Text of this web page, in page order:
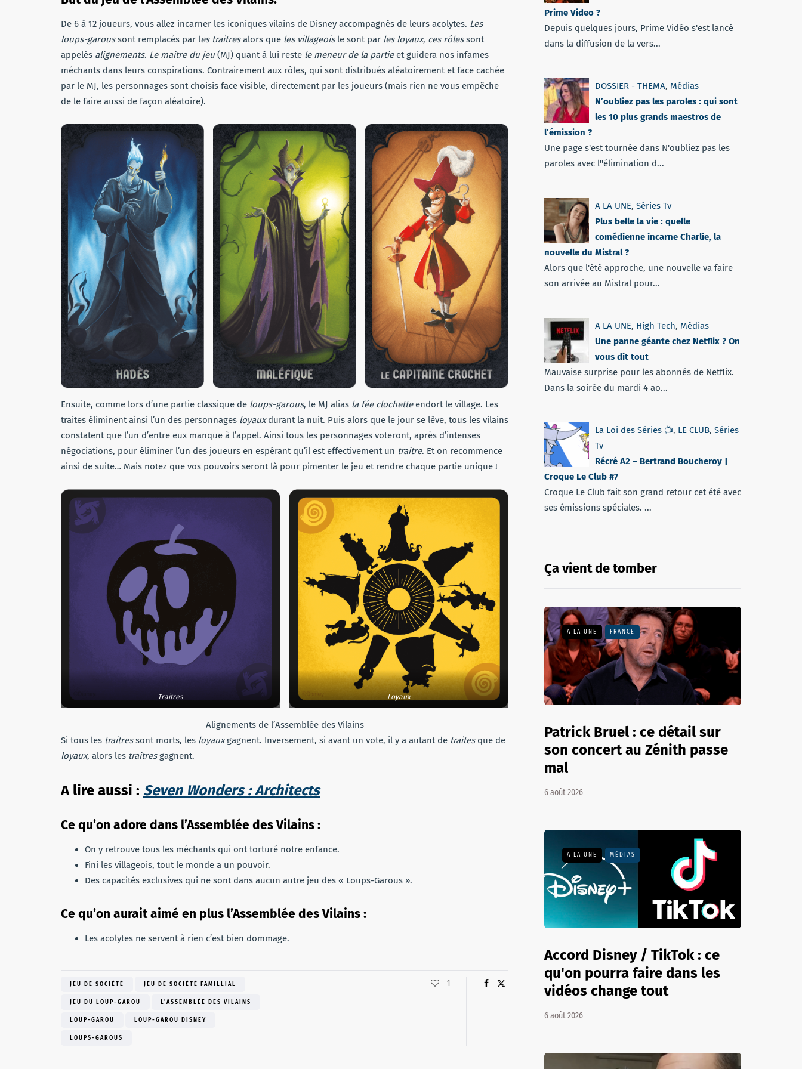
De 6 à 12 joueurs, vous allez incarner les iconiques vilains de Disney accompagnés de leurs acolytes. Les
loups-garoussont remplacés par les traitresalors que les villageoisle sont par les loyaux, ces rôlessont
appelés alignements. Le maitre du jeu(MJ) quant à lui reste le meneur de la partieet guidera nos infames
méchants dans leurs conspirations. Contrairement aux rôles, qui sont distribués aléatoirement et face cachée
par le MJ, les personnages sont choisis face visible, directement par les joueurs (mais rien ne vous empêche
de le faire aussi de façon aléatoire).
Ensuite, comme lors d’une partie classique de loups-garous, le MJ alias la fée clochetteendort le village. Les
traites éliminent ainsi l’un des personnages loyauxdurant la nuit. Puis alors que le jour se lève, tous les vilains
constatent que l’un d’entre eux manque à l’appel. Ainsi tous les personnages voteront, après d’intenses
négociations, pour éliminer l’un des joueurs en espérant qu’il est effectivement un traitre. Et on recommence
ainsi de suite… Mais notez que vos pouvoirs seront là pour pimenter le jeu et rendre chaque partie unique !
Traitres Loyaux
Alignements de l’Assemblée des Vilains
Si tous les traitressont morts, les loyauxgagnent. Inversement, si avant un vote, il y a autant de traitesque de
loyaux, alors les traitresgagnent.
A lire aussi : Seven Wonders : Architects
Ce qu’on adore dans l’Assemblée des Vilains :
On y retrouve tous les méchants qui ont torturé notre enfance.
Fini les villageois, tout le monde a un pouvoir.
Des capacités exclusives qui ne sont dans aucun autre jeu des « Loups-Garous ».
Ce qu’on aurait aimé en plus l’Assemblée des Vilains :
Les acolytes ne servent à rien c’est bien dommage.
JEU DE SOCIÉTÉ JEU DE SOCIÉTÉ FAMILLIAL
JEU DU LOUP-GAROU L'ASSEMBLÉE DES VILAINS
LOUP-GAROU LOUP-GAROU DISNEY
LOUPS-GAROUS
1
Prime Video ?
Depuis quelques jours, Prime Vidéo s'est lancé
dans la diffusion de la vers...
DOSSIER - THEMA, Médias
N’oubliez pas les paroles : qui sont
les 10 plus grands maestros de
l’émission ?
Une page s'est tournée dans N'oubliez pas les
paroles avec l''élimination d...
A LA UNE, Séries Tv
Plus belle la vie : quelle
comédienne incarne Charlie, la
nouvelle du Mistral ?
Alors que l'été approche, une nouvelle va faire
son arrivée au Mistral pour...
A LA UNE, High Tech, Médias
Une panne géante chez Netflix ? On
vous dit tout
Mauvaise surprise pour les abonnés de Netflix.
Dans la soirée du mardi 4 ao...
La Loi des Séries 📺, LE CLUB, Séries
Tv
Récré A2 – Bertrand Boucheroy |
Croque Le Club #7
Croque Le Club fait son grand retour cet été avec
ses émissions spéciales. ...
Ça vient de tomber
A LA UNE FRANCE
Patrick Bruel : ce détail sur
son concert au Zénith passe
mal
6 août 2026
A LA UNE MÉDIAS
Accord Disney / TikTok : ce
qu'on pourra faire dans les
vidéos change tout
6 août 2026